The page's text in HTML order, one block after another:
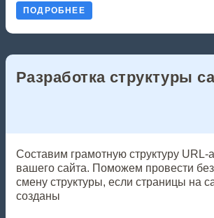
ПОДРОБНЕЕ
Разработка структуры
Составим грамотную структуру URL-
вашего сайта. Поможем провести
смену структуры, если страницы на
созданы